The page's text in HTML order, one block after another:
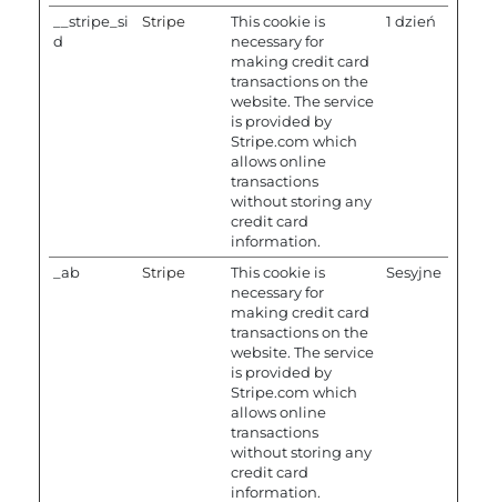
__stripe_si
d
Stripe
This cookie is
necessary for
making credit card
transactions on the
website. The service
is provided by
Stripe.com which
allows online
transactions
without storing any
credit card
information.
1 dzień
_ab Stripe
This cookie is
necessary for
making credit card
transactions on the
website. The service
is provided by
Stripe.com which
allows online
transactions
without storing any
credit card
information.
Sesyjne